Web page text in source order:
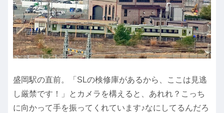
盛岡駅の直前。「SLの検修庫があるから、ここは見逃
し厳禁です！」とカメラを構えると、あれれ？こっち
に向かって手を振ってくれています♪なにしてるんだろ